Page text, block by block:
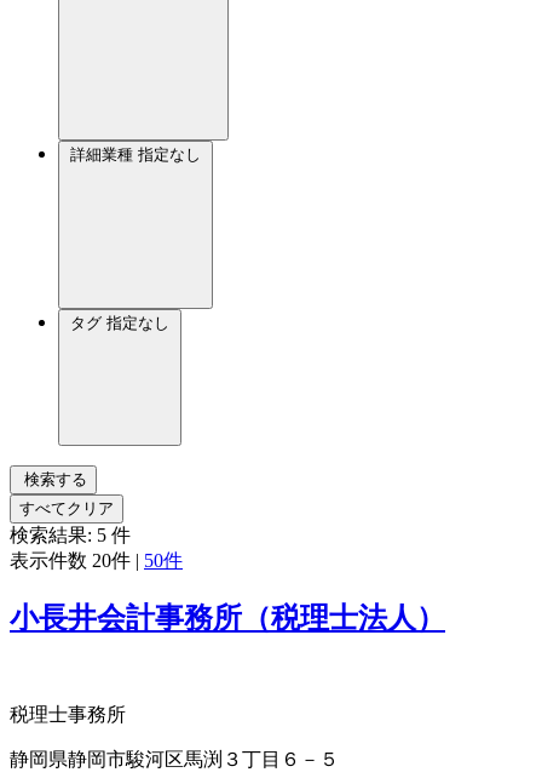
詳細業種 指定なし
タグ 指定なし
検索する
すべてクリア
検索結果: 5 件
表示件数 20件 | 50件
小長井会計事務所（税理士法人）
税理士事務所
静岡県静岡市駿河区馬渕３丁目６－５